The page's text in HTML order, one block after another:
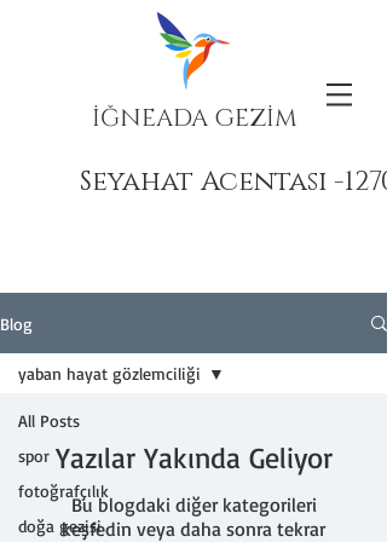
İĞNEADA GEZİM
Seyahat Acentası -
Blog
All Posts
spor
fotoğrafçılık
doğa gezisi
yaban hayat gözlemciliği
Yazılar Yakında Geliyor
Bu blogdaki diğer kategorileri
keşfedin veya daha sonra tekrar